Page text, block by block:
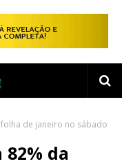
de janeiro no sábado
da